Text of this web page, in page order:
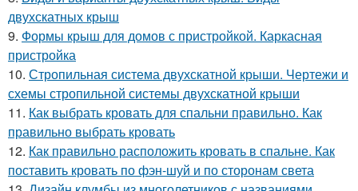
двухскатных крыш
9. Формы крыш для домов с пристройкой. Каркасная
пристройка
10. Стропильная система двухскатной крыши. Чертежи и
схемы стропильной системы двухскатной крыши
11. Как выбрать кровать для спальни правильно. Как
правильно выбрать кровать
12. Как правильно расположить кровать в спальне. Как
поставить кровать по фэн-шуй и по сторонам света